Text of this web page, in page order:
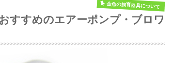
金魚の飼育器具について
すすめのエアーポンプ・ブロワ